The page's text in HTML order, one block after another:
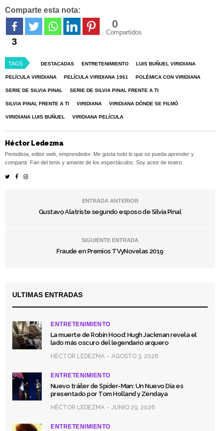
Comparte esta nota:
3
0
Compartidos
TAGS DESTACADAS ENTRETENIMIENTO LUIS BUÑUEL VIRIDIANA
PELÍCULA VIRIDIANA PELÍCULA VIRIDIANA 1961 POLÉMICA CON VIRIDIANA
SERIE DE SILVIA PINAL SERIE DE SILVIA PINAL FRENTE A TI
SILVIA PINAL FRENTE A TI VIRIDIANA VIRIDIANA DÓNDE SE FILMÓ
VIRIDIANA LUIS BUÑUEL VIRIDIANA PELÍCULA
Héctor Ledezma
Periodista, editor web, emprendedor. Me gusta todo lo que se pueda aprender y
compartir. Fan del tenis y amante de los espectáculos. Soy actor de teatro.
ENTRADA ANTERIOR
Gustavo Alatriste segundo esposo de Silvia Pinal
SIGUIENTE ENTRADA
Fraude en Premios TVyNovelas 2019
ULTIMAS ENTRADAS
ENTRETENIMIENTO
La muerte de Robin Hood: Hugh Jackman revela el
lado más oscuro del legendario arquero
HÉCTOR LEDEZMA AGOSTO 3, 2026
ENTRETENIMIENTO
Nuevo tráiler de Spider-Man: Un Nuevo Día es
presentado por Tom Holland y Zendaya
HÉCTOR LEDEZMA JUNIO 29, 2026
ENTRETENIMIENTO